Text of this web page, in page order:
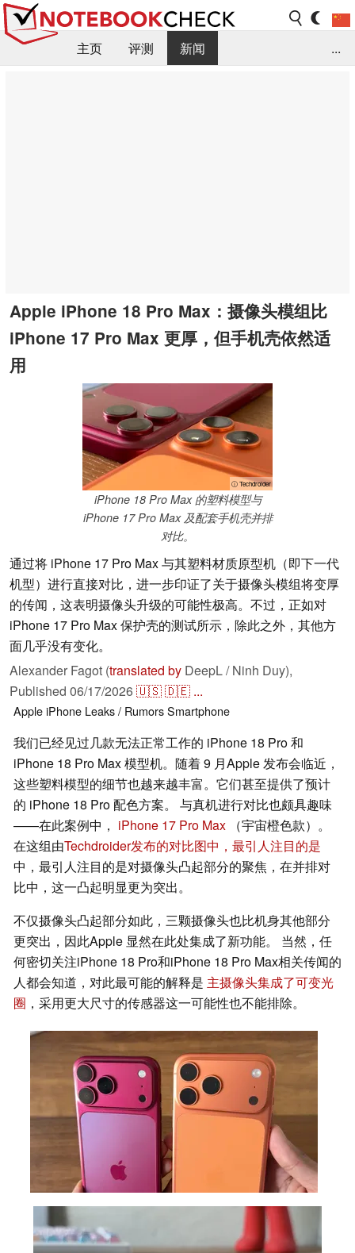
主页 评测
新闻
...
Apple iPhone 18 Pro Max：摄像头模组比
iPhone 17 Pro Max 更厚，但手机壳依然适
用
ⓘ Techdroider
iPhone 18 Pro Max 的塑料模型与
iPhone 17 Pro Max 及配套手机壳并排
对比。
通过将 iPhone 17 Pro Max 与其塑料材质原型机（即下一代
机型）进行直接对比，进一步印证了关于摄像头模组将变厚
的传闻，这表明摄像头升级的可能性极高。不过，正如对
iPhone 17 Pro Max 保护壳的测试所示，除此之外，其他方
面几乎没有变化。
Alexander Fagot (translated by DeepL / Ninh Duy),
Published 06/17/2026🇺🇸🇩🇪 ...
AppleiPhone Leaks / RumorsSmartphone
我们已经见过几款无法正常工作的 iPhone 18 Pro 和
iPhone 18 Pro Max 模型机。随着 9 月Apple 发布会临近，
这些塑料模型的细节也越来越丰富。它们甚至提供了预计
的 iPhone 18 Pro 配色方案。 与真机进行对比也颇具趣味
——在此案例中， iPhone 17 Pro Max （宇宙橙色款）。
在这组由Techdroider发布的对比图中，最引人注目的是
中，最引人注目的是对摄像头凸起部分的聚焦，在并排对
比中，这一凸起明显更为突出。
不仅摄像头凸起部分如此，三颗摄像头也比机身其他部分
更突出，因此Apple 显然在此处集成了新功能。 当然，任
何密切关注iPhone 18 Pro和iPhone 18 Pro Max相关传闻的
人都会知道，对此最可能的解释是 主摄像头集成了可变光
圈 ，采用更大尺寸的传感器这一可能性也不能排除。